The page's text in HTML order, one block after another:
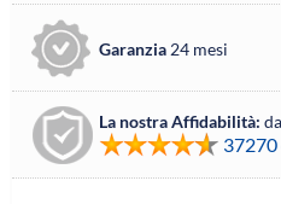
Garanzia 24 mesi
La nostra Affidabilità: